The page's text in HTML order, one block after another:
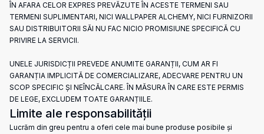
ÎN AFARA CELOR EXPRES PREVĂZUTE ÎN ACESTE TERMENI SAU
TERMENI SUPLIMENTARI, NICI WALLPAPER ALCHEMY, NICI FURNIZORII
SAU DISTRIBUITORII SĂI NU FAC NICIO PROMISIUNE SPECIFICĂ CU
PRIVIRE LA SERVICII.
UNELE JURISDICȚII PREVEDE ANUMITE GARANȚII, CUM AR FI
GARANȚIA IMPLICITĂ DE COMERCIALIZARE, ADECVARE PENTRU UN
SCOP SPECIFIC ȘI NEÎNCĂLCARE. ÎN MĂSURA ÎN CARE ESTE PERMIS
DE LEGE, EXCLUDEM TOATE GARANȚIILE.
Limite ale responsabilității
Lucrăm din greu pentru a oferi cele mai bune produse posibile și